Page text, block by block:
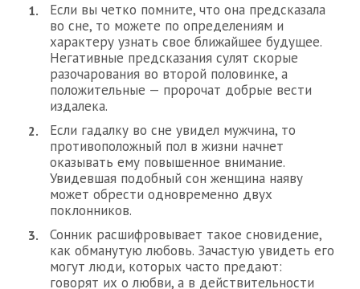
Если вы четко помните, что она предсказала
во сне, то можете по определениям и
характеру узнать свое ближайшее будущее.
Негативные предсказания сулят скорые
разочарования во второй половинке, а
положительные — пророчат добрые вести
издалека.
Если гадалку во сне увидел мужчина, то
противоположный пол в жизни начнет
оказывать ему повышенное внимание.
Увидевшая подобный сон женщина наяву
может обрести одновременно двух
поклонников.
Сонник расшифровывает такое сновидение,
как обманутую любовь. Зачастую увидеть его
могут люди, которых часто предают:
говорят их о любви, а в действительности